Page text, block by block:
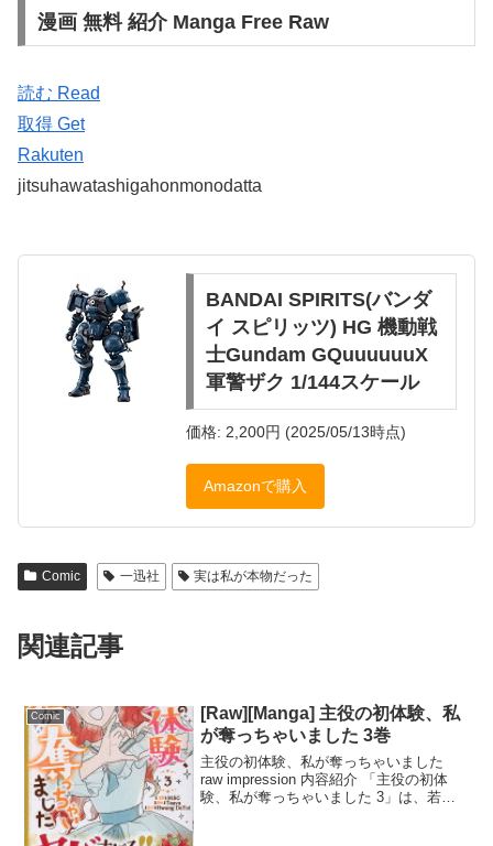
漫画 無料 紹介 Manga Free Raw
読む Read
取得 Get
Rakuten
jitsuhawatashigahonmonodatta
BANDAI SPIRITS(バンダ
イ スピリッツ) HG 機動戦
士Gundam GQuuuuuuX
軍警ザク 1/144スケール
価格: 2,200円 (2025/05/13時点)
Amazonで購入
Comic 一迅社 実は私が本物だった
関連記事
Comic
[Raw][Manga] 主役の初体験、私
が奪っちゃいました 3巻
主役の初体験、私が奪っちゃいました
raw impression 内容紹介 「主役の初体
験、私が奪っちゃいました 3」は、若手